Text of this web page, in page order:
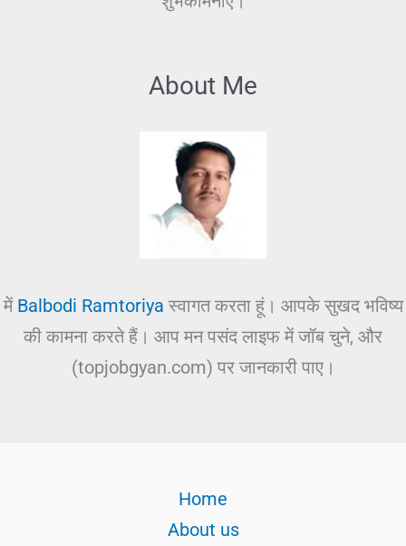
About Me
में Balbodi Ramtoriya स्वागत करता हूं। आपके सुखद भविष्य
की कामना करते हैं। आप मन पसंद लाइफ में जॉब चुने, और
(topjobgyan.com) पर जानकारी पाए।
Home
About us